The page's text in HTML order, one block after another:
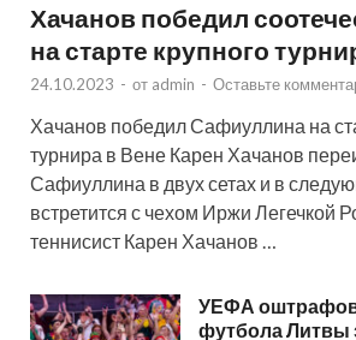
Хачанов победил
на старте крупного
24.10.2023 - от admin - Оставьте
Хачанов победил Сафиуллина на
турнира в Вене Карен Хачанов
Сафиуллина в двух сетах и в
встретится с чехом Иржи Легечкой
теннисист Карен Хачанов …
УЕФА
футбола Литвы